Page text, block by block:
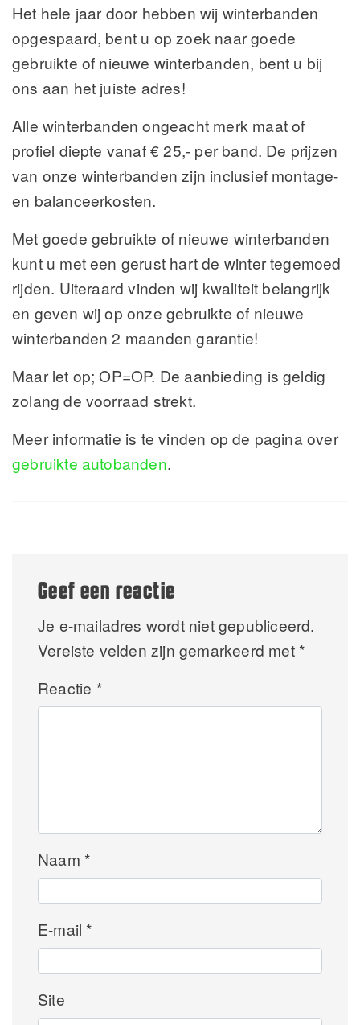
Het hele jaar door hebben wij winterbanden
opgespaard, bent u op zoek naar goede
gebruikte of nieuwe winterbanden, bent u bij
ons aan het juiste adres!
Alle winterbanden ongeacht merk maat of
profiel diepte vanaf € 25,- per band. De prijzen
van onze winterbanden zijn inclusief montage-
en balanceerkosten.
Met goede gebruikte of nieuwe winterbanden
kunt u met een gerust hart de winter tegemoed
rijden. Uiteraard vinden wij kwaliteit belangrijk
en geven wij op onze gebruikte of nieuwe
winterbanden 2 maanden garantie!
Maar let op; OP=OP. De aanbieding is geldig
zolang de voorraad strekt.
Meer informatie is te vinden op de pagina over
gebruikte autobanden.
Geef een reactie
Je e-mailadres wordt niet gepubliceerd.
Vereiste velden zijn gemarkeerd met *
Reactie *
Naam *
E-mail *
Site